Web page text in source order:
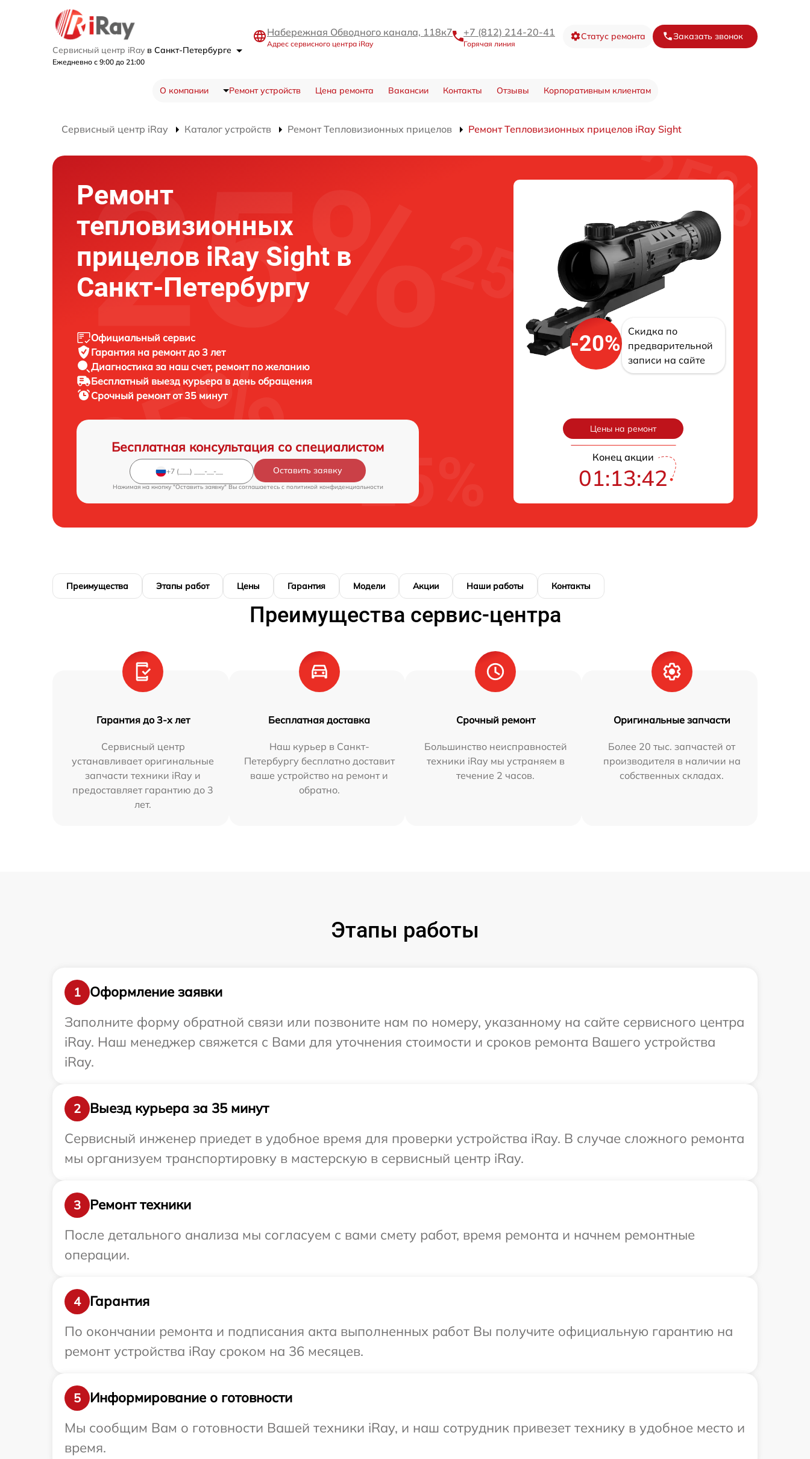
Сервисный центр iRay в Санкт-Петербурге
Ежедневно с 9:00 до 21:00
Набережная Обводного канала, 118к7
Адрес сервисного центра iRay
+7 (812) 214-20-41
Горячая линия
Статус ремонта Заказать звонок
О компании Ремонт устройств Цена ремонта Вакансии Контакты Отзывы Корпоративным клиентам
Сервисный центр iRay Каталог устройств Ремонт Тепловизионных прицелов Ремонт Тепловизионных прицелов iRay Sight
Ремонт
тепловизионных
прицелов iRay Sight в
Санкт-Петербургу
Официальный сервис
Гарантия на ремонт до 3 лет
Диагностика за наш счет, ремонт по желанию
Бесплатный выезд курьера в день обращения
Срочный ремонт от 35 минут
Бесплатная консультация со специалистом
Оставить заявку
Нажимая на кнопку "Оставить заявку" Вы соглашаетесь c политикой конфиденциальности
-20%
Скидка по
предварительной
записи на сайте
Цены на ремонт
Конец акции
01:13:42
Преимущества Этапы работ Цены Гарантия Модели Акции Наши работы Контакты
Преимущества сервис-центра
Гарантия до 3-х лет
Сервисный центр
устанавливает оригинальные
запчасти техники iRay и
предоставляет гарантию до 3
лет.
Бесплатная доставка
Наш курьер в Санкт-
Петербургу бесплатно доставит
ваше устройство на ремонт и
обратно.
Срочный ремонт
Большинство неисправностей
техники iRay мы устраняем в
течение 2 часов.
Оригинальные запчасти
Более 20 тыс. запчастей от
производителя в наличии на
собственных складах.
Этапы работы
1
Оформление заявки
Заполните форму обратной связи или позвоните нам по номеру, указанному на сайте сервисного центра
iRay. Наш менеджер свяжется с Вами для уточнения стоимости и сроков ремонта Вашего устройства
iRay.
2
Выезд курьера за 35 минут
Сервисный инженер приедет в удобное время для проверки устройства iRay. В случае сложного ремонта
мы организуем транспортировку в мастерскую в сервисный центр iRay.
3
Ремонт техники
После детального анализа мы согласуем с вами смету работ, время ремонта и начнем ремонтные
операции.
4
Гарантия
По окончании ремонта и подписания акта выполненных работ Вы получите официальную гарантию на
ремонт устройства iRay сроком на 36 месяцев.
5
Информирование о готовности
Мы сообщим Вам о готовности Вашей техники iRay, и наш сотрудник привезет технику в удобное место и
время.